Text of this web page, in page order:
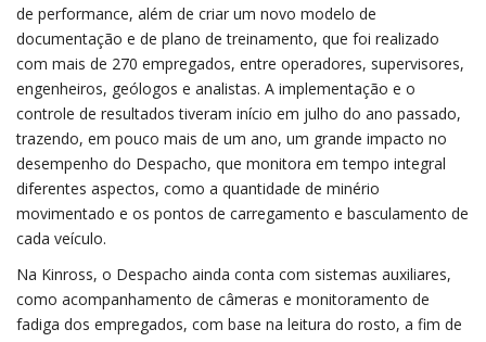
de performance, além de criar um novo modelo de
documentação e de plano de treinamento, que foi realizado
com mais de 270 empregados, entre operadores, supervisores,
engenheiros, geólogos e analistas. A implementação e o
controle de resultados tiveram início em julho do ano passado,
trazendo, em pouco mais de um ano, um grande impacto no
desempenho do Despacho, que monitora em tempo integral
diferentes aspectos, como a quantidade de minério
movimentado e os pontos de carregamento e basculamento de
cada veículo.
Na Kinross, o Despacho ainda conta com sistemas auxiliares,
como acompanhamento de câmeras e monitoramento de
fadiga dos empregados, com base na leitura do rosto, a fim de